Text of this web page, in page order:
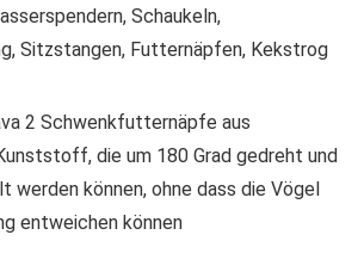
Schaukeln,
Sitzstangen, Futternäpfen, Kekstrog
2 Schwenkfutternäpfe aus
die um 180 Grad gedreht und
werden können, ohne dass die Vögel
entweichen können